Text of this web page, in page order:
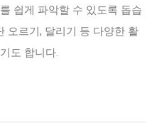
쉽게 파악할 수 있도록 돕습
오르기, 달리기 등 다양한 활
도 합니다.